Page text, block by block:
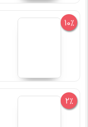
10%
2%